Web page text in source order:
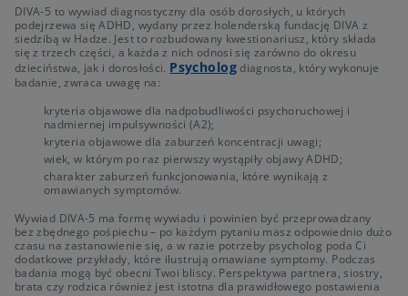
DIVA-5 to wywiad diagnostyczny dla osób dorosłych, u których
podejrzewa się ADHD, wydany przez holenderską fundację DIVA z
siedzibą w Hadze. Jest to rozbudowany kwestionariusz, który składa
się z trzech części, a każda z nich odnosi się zarówno do okresu
dzieciństwa, jak i dorosłości. Psychologdiagnosta, który wykonuje
badanie, zwraca uwagę na:
kryteria objawowe dla nadpobudliwości psychoruchowej i
nadmiernej impulsywności (A2);
kryteria objawowe dla zaburzeń koncentracji uwagi;
wiek, w którym po raz pierwszy wystąpiły objawy ADHD;
charakter zaburzeń funkcjonowania, które wynikają z
omawianych symptomów.
Wywiad DIVA-5 ma formę wywiadu i powinien być przeprowadzany
bez zbędnego pośpiechu – po każdym pytaniu masz odpowiednio dużo
czasu na zastanowienie się, a w razie potrzeby psycholog poda Ci
dodatkowe przykłady, które ilustrują omawiane symptomy. Podczas
badania mogą być obecni Twoi bliscy. Perspektywa partnera, siostry,
brata czy rodzica również jest istotna dla prawidłowego postawienia